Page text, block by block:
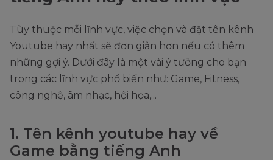
Tùy thuộc mỗi lĩnh vực, việc chọn và đặt tên kênh
Youtube hay nhất sẽ đơn giản hơn nếu có thêm
những gợi ý. Dưới đây là một vài ý tưởng cho bạn
trong các lĩnh vực phổ biến như: Game, Fitness,
công nghệ, âm nhạc, hội họa,...
1. Tên kênh youtube hay về
Game bằng tiếng Anh